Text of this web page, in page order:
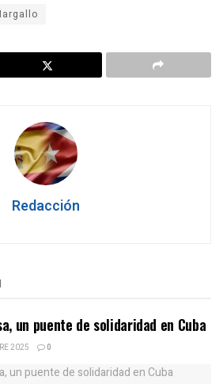
Redacción
un puente de solidaridad en Cuba
2025 0